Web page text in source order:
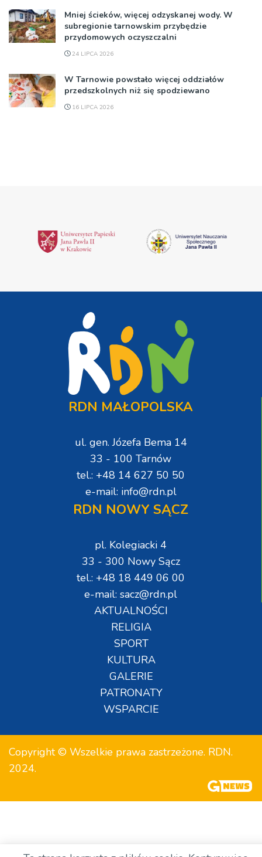
Mniej ścieków, więcej odzyskanej wody. W
subregionie tarnowskim przybędzie
przydomowych oczyszczalni
24 LIPCA 2026
W Tarnowie powstało więcej oddziałów
przedszkolnych niż się spodziewano
16 LIPCA 2026
RDN MAŁOPOLSKA
ul. gen. Józefa Bema 14
33 - 100 Tarnów
tel.: +48 14 627 50 50
e-mail: info@rdn.pl
RDN NOWY SĄCZ
pl. Kolegiacki 4
33 - 300 Nowy Sącz
tel.: +48 18 449 06 00
e-mail: sacz@rdn.pl
AKTUALNOŚCI
RELIGIA
SPORT
KULTURA
GALERIE
PATRONATY
WSPARCIE
Copyright © Wszelkie prawa zastrzeżone. RDN.
2024.